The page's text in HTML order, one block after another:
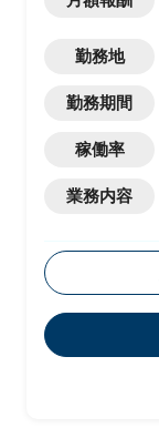
勤務地
勤務期間
稼働率
業務内容